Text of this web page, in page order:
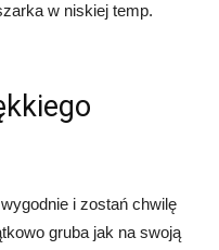
w niskiej temp.
i zostań chwilę
gruba jak na swoją